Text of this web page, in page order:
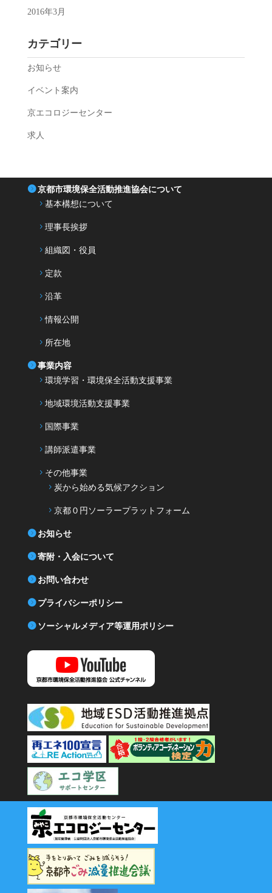
2016年3月
カテゴリー
お知らせ
イベント案内
京エコロジーセンター
求人
京都市環境保全活動推進協会について
基本構想について
理事長挨拶
組織図・役員
定款
沿革
情報公開
所在地
事業内容
環境学習・環境保全活動支援事業
地域環境活動支援事業
国際事業
講師派遣事業
その他事業
炭から始める気候アクション
京都０円ソーラープラットフォーム
お知らせ
寄附・入会について
お問い合わせ
プライバシーポリシー
ソーシャルメディア等運用ポリシー